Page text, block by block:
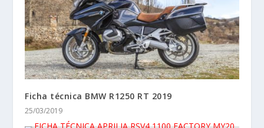
Ficha técnica BMW R1250 RT 2019
25/03/2019